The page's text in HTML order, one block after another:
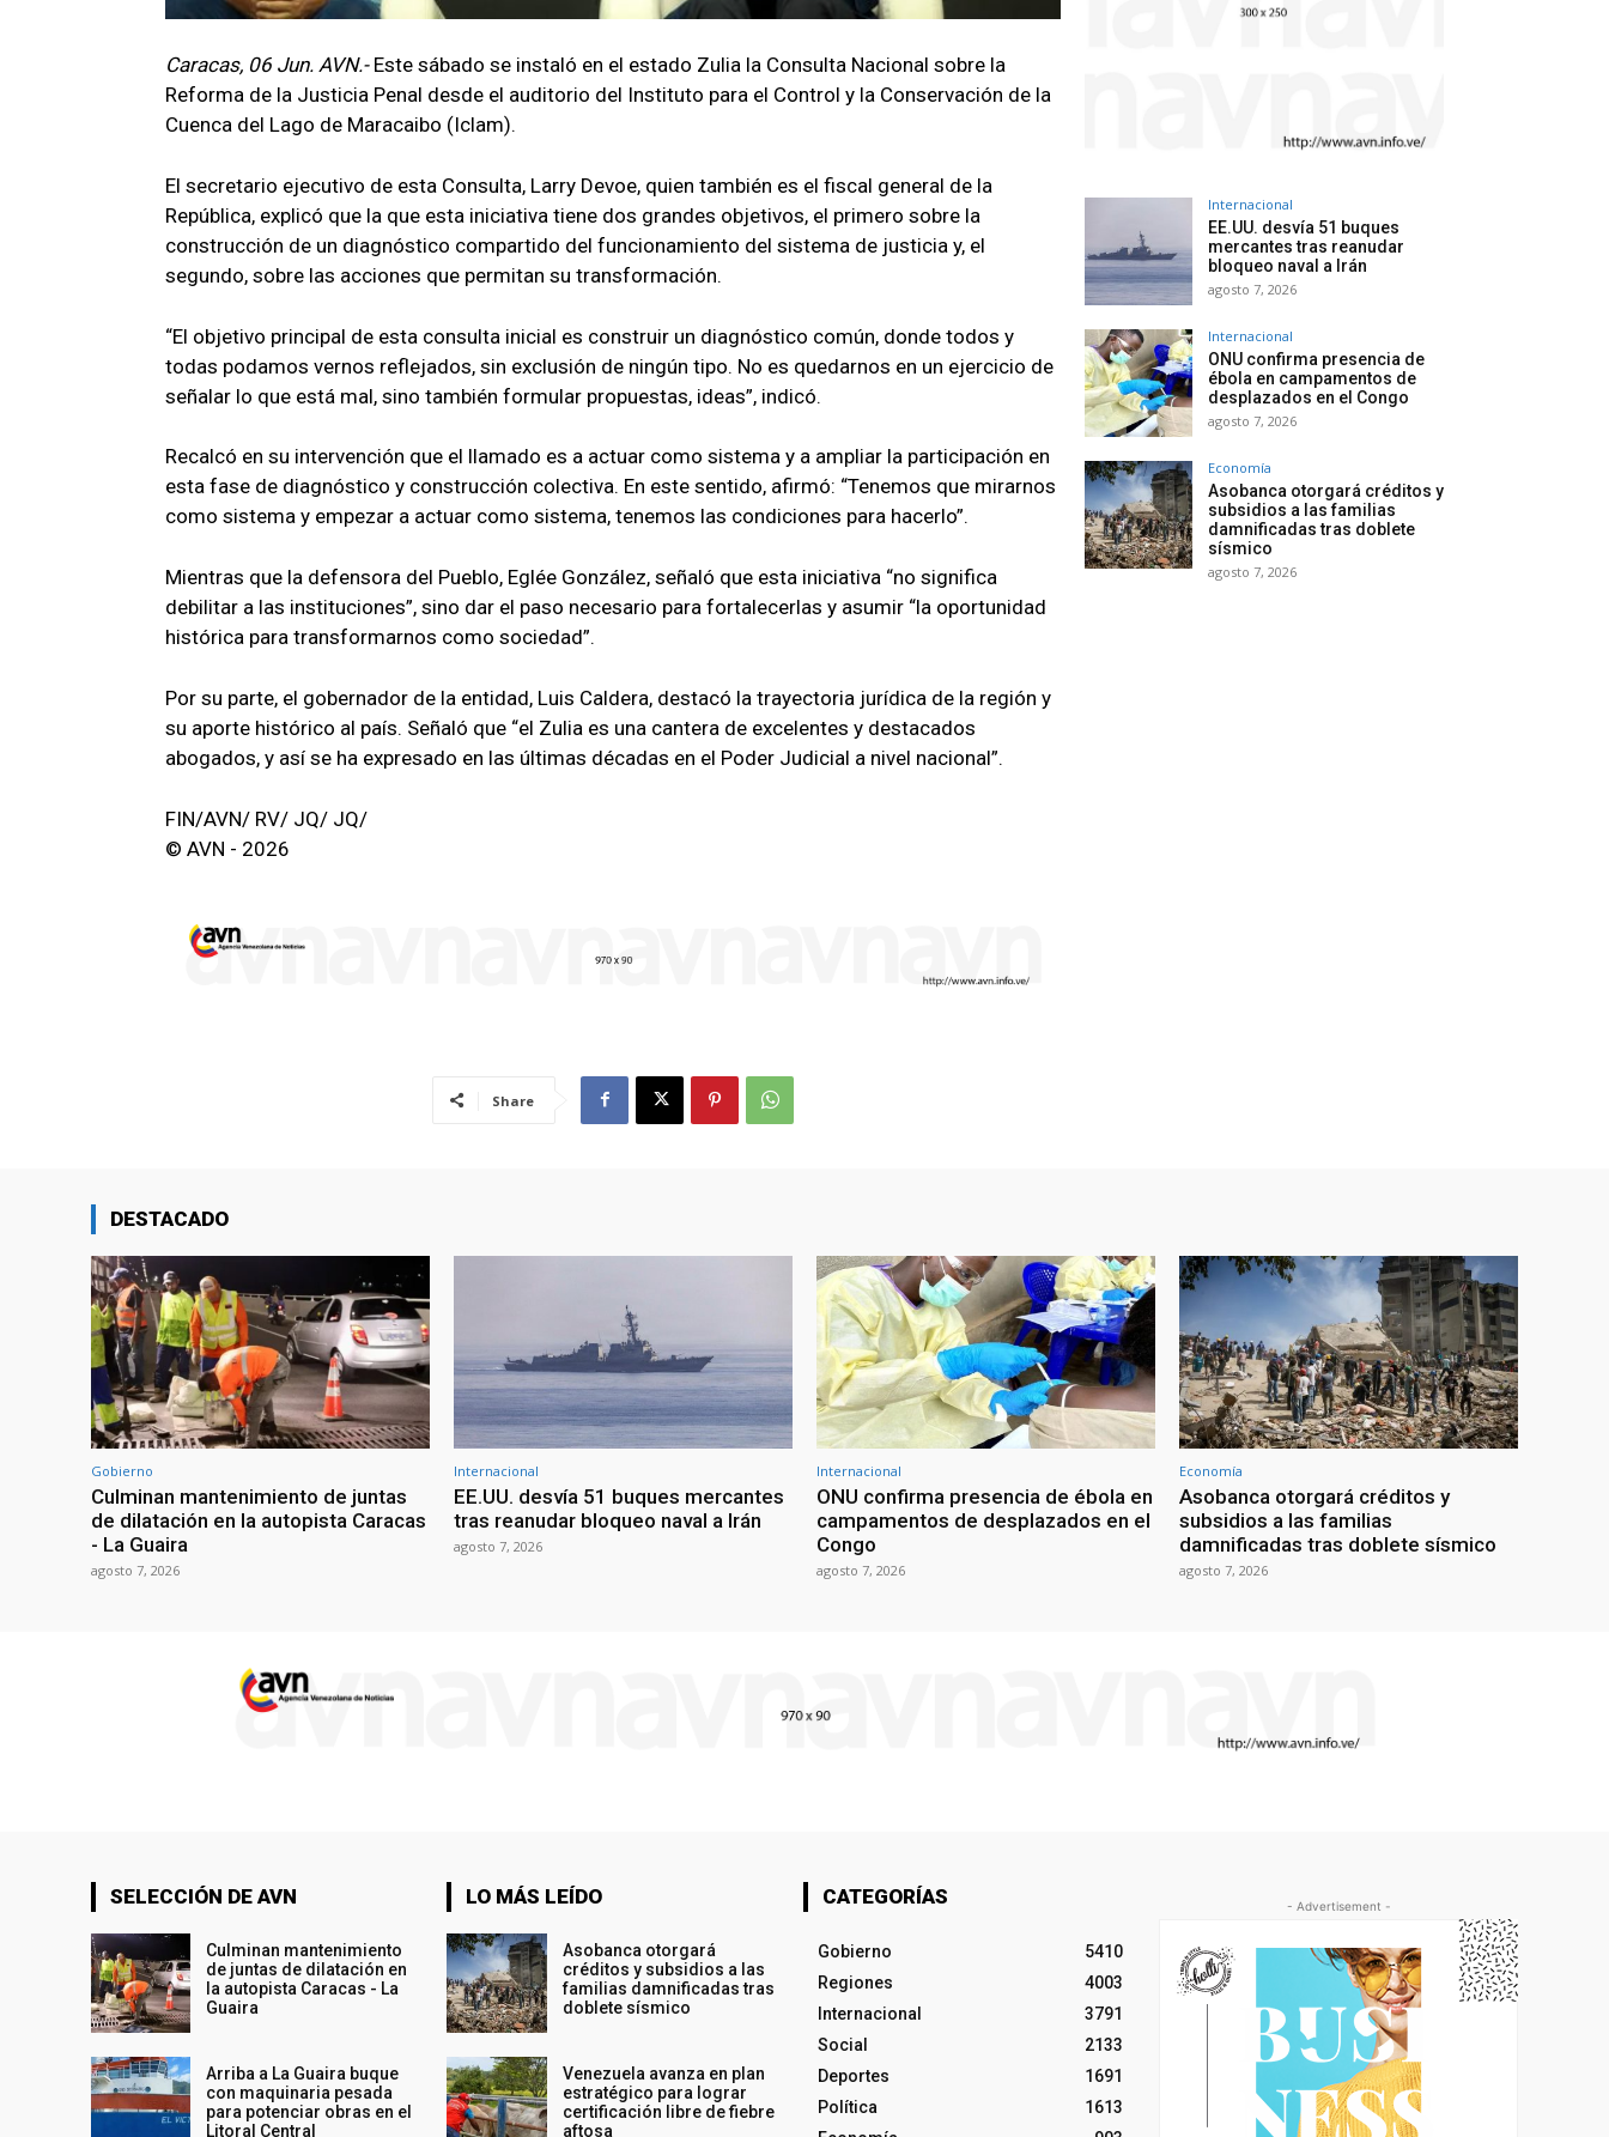
Caracas, 06 Jun. AVN.- Este sábado se instaló en el estado Zulia la Consulta Nacional sobre la
Reforma de la Justicia Penal desde el auditorio del Instituto para el Control y la Conservación de la
Cuenca del Lago de Maracaibo (Iclam).
El secretario ejecutivo de esta Consulta, Larry Devoe, quien también es el fiscal general de la
República, explicó que la que esta iniciativa tiene dos grandes objetivos, el primero sobre la
construcción de un diagnóstico compartido del funcionamiento del sistema de justicia y, el
segundo, sobre las acciones que permitan su transformación.
“El objetivo principal de esta consulta inicial es construir un diagnóstico común, donde todos y
todas podamos vernos reflejados, sin exclusión de ningún tipo. No es quedarnos en un ejercicio de
señalar lo que está mal, sino también formular propuestas, ideas”, indicó.
Recalcó en su intervención que el llamado es a actuar como sistema y a ampliar la participación en
esta fase de diagnóstico y construcción colectiva. En este sentido, afirmó: “Tenemos que mirarnos
como sistema y empezar a actuar como sistema, tenemos las condiciones para hacerlo”.
Mientras que la defensora del Pueblo, Eglée González, señaló que esta iniciativa “no significa
debilitar a las instituciones”, sino dar el paso necesario para fortalecerlas y asumir “la oportunidad
histórica para transformarnos como sociedad”.
Por su parte, el gobernador de la entidad, Luis Caldera, destacó la trayectoria jurídica de la región y
su aporte histórico al país. Señaló que “el Zulia es una cantera de excelentes y destacados
abogados, y así se ha expresado en las últimas décadas en el Poder Judicial a nivel nacional”.
FIN/AVN/ RV/ JQ/ JQ/
© AVN - 2026
Share
Internacional
EE.UU. desvía 51 buques
mercantes tras reanudar
bloqueo naval a Irán
agosto 7, 2026
Internacional
ONU confirma presencia de
ébola en campamentos de
desplazados en el Congo
agosto 7, 2026
Economía
Asobanca otorgará créditos y
subsidios a las familias
damnificadas tras doblete
sísmico
agosto 7, 2026
DESTACADO
Gobierno
Culminan mantenimiento de juntas
de dilatación en la autopista Caracas
- La Guaira
agosto 7, 2026
Internacional
EE.UU. desvía 51 buques mercantes
tras reanudar bloqueo naval a Irán
agosto 7, 2026
Internacional
ONU confirma presencia de ébola en
campamentos de desplazados en el
Congo
agosto 7, 2026
Economía
Asobanca otorgará créditos y
subsidios a las familias
damnificadas tras doblete sísmico
agosto 7, 2026
SELECCIÓN DE AVN
Culminan mantenimiento
de juntas de dilatación en
la autopista Caracas - La
Guaira
Arriba a La Guaira buque
con maquinaria pesada
para potenciar obras en el
Litoral Central
LO MÁS LEÍDO
Asobanca otorgará
créditos y subsidios a las
familias damnificadas tras
doblete sísmico
Venezuela avanza en plan
estratégico para lograr
certificación libre de fiebre
aftosa
CATEGORÍAS
Gobierno
5410
Regiones
4003
Internacional
3791
Social
2133
Deportes
1691
Política
1613
- Advertisement -